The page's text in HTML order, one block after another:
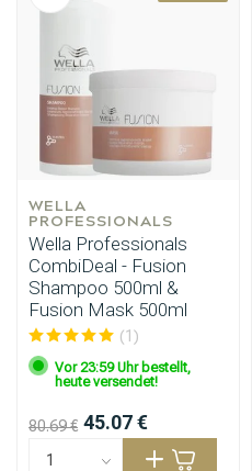
Stylingprodukte
WELLA
PROFESSIONALS
Wella Professionals
CombiDeal - Fusion
Shampoo 500ml &
Fusion Mask 500ml
(1)
Vor 23:59 Uhr bestellt,
heute versendet!
80.69 € 45.07 €